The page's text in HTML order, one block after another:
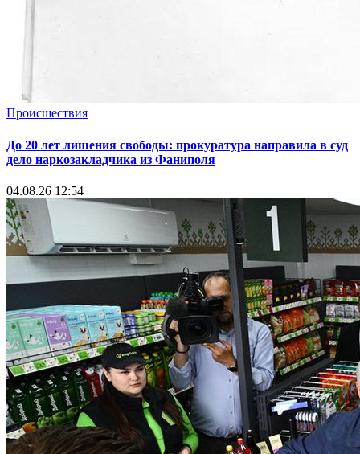
Происшествия
До 20 лет лишения свободы: прокуратура направила в суд
дело наркозакладчика из Фаниполя
04.08.26 12:54